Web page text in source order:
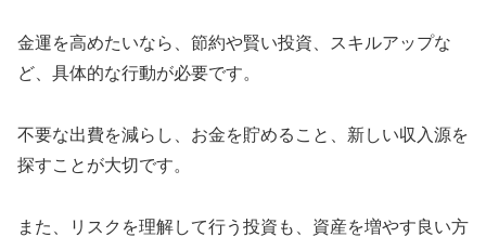
金運を高めたいなら、節約や賢い投資、スキルアップな
ど、具体的な行動が必要です。
不要な出費を減らし、お金を貯めること、新しい収入源を
探すことが大切です。
また、リスクを理解して行う投資も、資産を増やす良い方